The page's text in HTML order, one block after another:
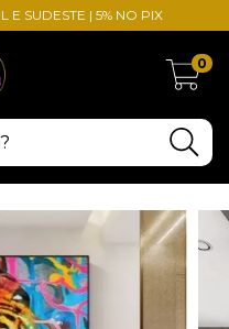
E SUDESTE | 5% NO PIX
0